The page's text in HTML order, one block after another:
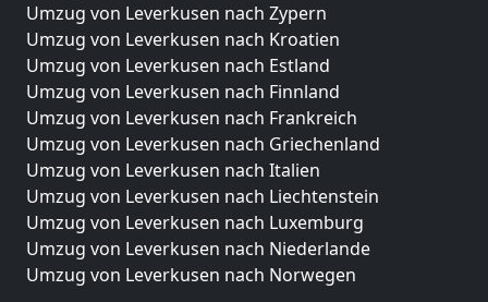
Umzug von Leverkusen nach Zypern
Umzug von Leverkusen nach Kroatien
Umzug von Leverkusen nach Estland
Umzug von Leverkusen nach Finnland
Umzug von Leverkusen nach Frankreich
Umzug von Leverkusen nach Griechenland
Umzug von Leverkusen nach Italien
Umzug von Leverkusen nach Liechtenstein
Umzug von Leverkusen nach Luxemburg
Umzug von Leverkusen nach Niederlande
Umzug von Leverkusen nach Norwegen